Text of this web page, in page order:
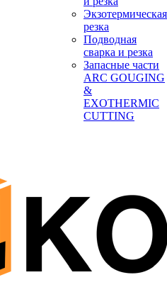
Экзотермическая
резка
Подводная
сварка и резка
Запасные части
ARC GOUGING
&
EXOTHERMIC
CUTTING